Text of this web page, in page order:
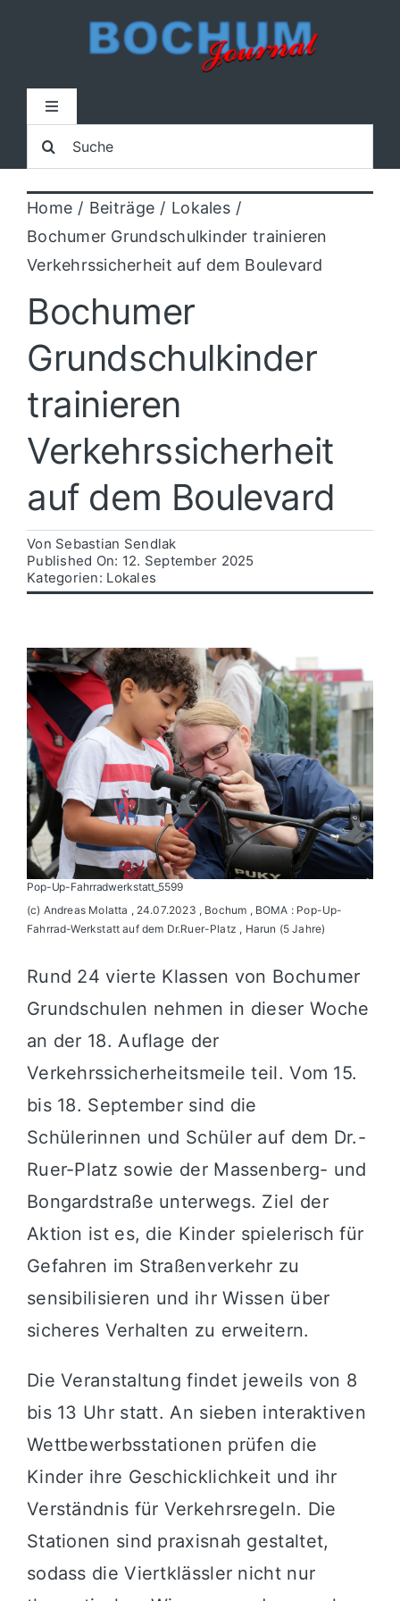
Toggle
Home
Lokal
Blaulicht
Sport
Kultur
Politik
Wirtschaft
Suche
nach:
Home Beiträge
Lokales
Bochumer Grundschulkinder trainieren
Verkehrssicherheit auf dem Boulevard
Bochumer
Grundschulkinder
trainieren
Verkehrssicherheit
auf dem Boulevard
Von Sebastian Sendlak
Published On: 12. September 2025
Kategorien: Lokales
Pop-Up-Fahrradwerkstatt_5599
(c) Andreas Molatta , 24.07.2023 , Bochum , BOMA : Pop-Up-
Fahrrad-Werkstatt auf dem Dr.Ruer-Platz , Harun (5 Jahre)
Rund 24 vierte Klassen von Bochumer
Grundschulen nehmen in dieser Woche
an der 18. Auflage der
Verkehrssicherheitsmeile teil. Vom 15.
bis 18. September sind die
Schülerinnen und Schüler auf dem Dr.-
Ruer-Platz sowie der Massenberg- und
Bongardstraße unterwegs. Ziel der
Aktion ist es, die Kinder spielerisch für
Gefahren im Straßenverkehr zu
sensibilisieren und ihr Wissen über
sicheres Verhalten zu erweitern.
Die Veranstaltung findet jeweils von 8
bis 13 Uhr statt. An sieben interaktiven
Wettbewerbsstationen prüfen die
Kinder ihre Geschicklichkeit und ihr
Verständnis für Verkehrsregeln. Die
Stationen sind praxisnah gestaltet,
sodass die Viertklässler nicht nur